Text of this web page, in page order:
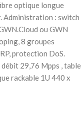
optique longue
Administration : switch
ou GWN
8 groupes
protection DoS.
29,76 Mpps , table
rackable 1U 440 x